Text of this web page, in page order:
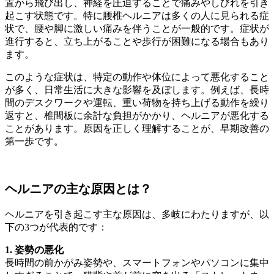
置から飛び出し、神経を圧迫することで痛みやしびれを引き
起こす状態です。特に腰椎ヘルニアは多くの人に見られる症
状で、腰や脚に激しい痛みを伴うことが一般的です。症状が
進行すると、立ち上がることや歩行が困難になる場合もあり
ます。
このような症状は、特定の動作や体位によって悪化すること
が多く、日常生活に大きな影響を及ぼします。例えば、長時
間のデスクワークや運転、重い荷物を持ち上げる動作を繰り
返すと、椎間板に余計な負担がかかり、ヘルニアが悪化する
ことがあります。原因を正しく理解することが、早期改善の
第一歩です。
ヘルニアの主な原因とは？
ヘルニアを引き起こす主な原因は、多岐にわたりますが、以
下の3つが代表的です：
1. 姿勢の悪化
長時間の前かがみ姿勢や、スマートフォンやパソコンに集中